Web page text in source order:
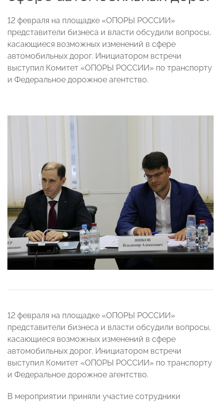
12 февраля на площадке «ОПОРЫ РОССИИ»
представители бизнеса и власти обсудили вопросы,
касающиеся возможных изменений в сфере
автомобильных дорог. Инициатором встречи
выступил Комитет «ОПОРЫ РОССИИ» по транспорту
и Федеральное дорожное агентство.
12 февраля на площадке «ОПОРЫ РОССИИ»
представители бизнеса и власти обсудили вопросы,
касающиеся возможных изменений в сфере
автомобильных дорог. Инициатором встречи
выступил Комитет «ОПОРЫ РОССИИ» по транспорту
и Федеральное дорожное агентство.
В мероприятии приняли участие сотрудники